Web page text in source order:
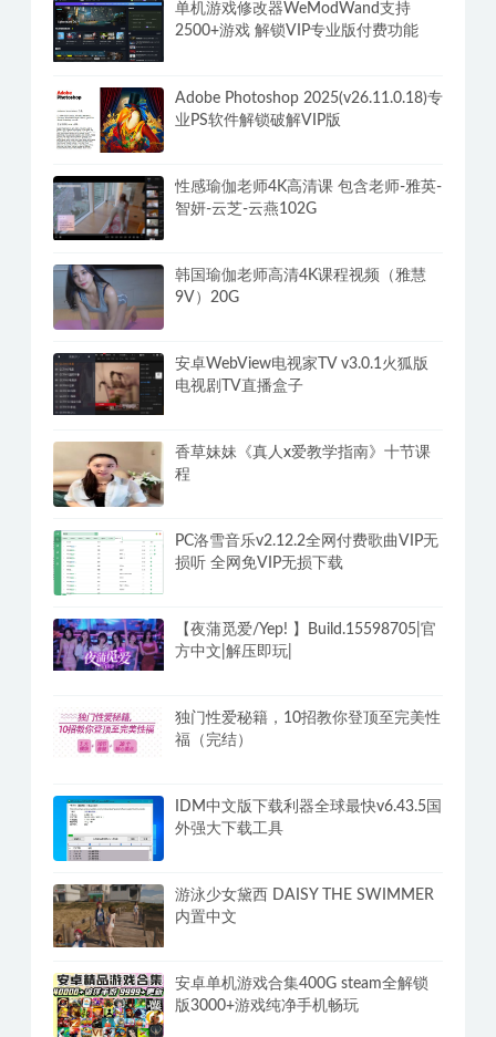
单机游戏修改器WeModWand支持
2500+游戏 解锁VIP专业版付费功能
Adobe Photoshop 2025(v26.11.0.18)专
业PS软件解锁破解VIP版
性感瑜伽老师4K高清课 包含老师-雅英-
智妍-云芝-云燕102G
韩国瑜伽老师高清4K课程视频（雅慧
9V）20G
安卓WebView电视家TV v3.0.1火狐版
电视剧TV直播盒子
香草妹妹《真人x爱教学指南》十节课
程
PC洛雪音乐v2.12.2全网付费歌曲VIP无
损听 全网免VIP无损下载
【夜蒲觅爱/Yep! 】Build.15598705|官
方中文|解压即玩|
独门性爱秘籍，10招教你登顶至完美性
福（完结）
IDM中文版下载利器全球最快v6.43.5国
外强大下载工具
游泳少女黛西 DAISY THE SWIMMER
内置中文
安卓单机游戏合集400G steam全解锁
版3000+游戏纯净手机畅玩